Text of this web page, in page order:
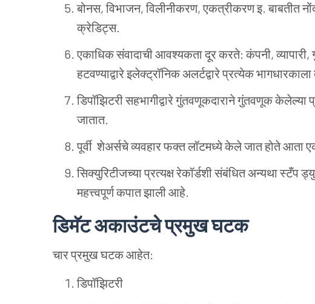
बोनस, विभाजन, विलीनीकरण, एकत्रीकरण इ. बाबतीत
क्रेडिट्स.
एकाधिक संवादाची आवश्यकता दूर करते: कंपनी, व्यापारी,
हटवण्याद्वारे इलेक्ट्रॉनिक अलर्टद्वारे प्रत्येक
डिपॉझिटरी सहभागीद्वारे गुंतवणूकदाराने गुंतवणूक
जातात.
पूर्वी शेअर्सचे व्यवहार फक्त लॉटमध्ये केले जात होतेआता
सिक्युरिटीजच्या प्रत्यक्ष रेकॉर्डशी संबंधित अन्यथा स्टँप
महत्त्वपूर्ण कपात झाली आहे.
डिमॅट अकाउंटचे प्रमुख घटक
चार प्रमुख घटक आहेत:
डिपॉझिटरी